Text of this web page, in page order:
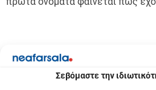
Σεβόμαστε την